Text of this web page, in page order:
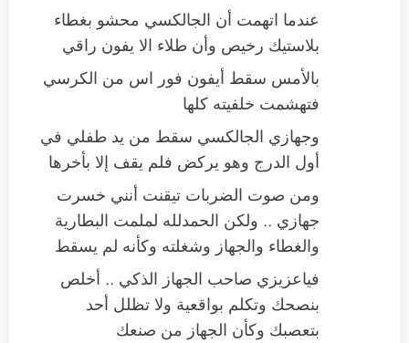
عندما اتهمت أن الجالكسي محشو بغطاء
بلاستيك رخيص وأن طلاء الا يفون راقي
بالأمس سقط أيفون فور اس من الكرسي
فتهشمت خلفيته كلها
وجهازي الجالكسي سقط من يد طفلي في
أول الدرج وهو يركض فلم يقف إلا بأخرها
ومن صوت الضربات تيقنت أنني خسرت
جهازي .. ولكن الحمدلله لملمت البطارية
والغطاء والجهاز وشغلته وكأنه لم يسقط
فياعزيزي صاحب الجهاز الذكي .. أخلص
بنصحك وتكلم بواقعية ولا تظلل أحد
بتعصبك وكأن الجهاز من صنعك